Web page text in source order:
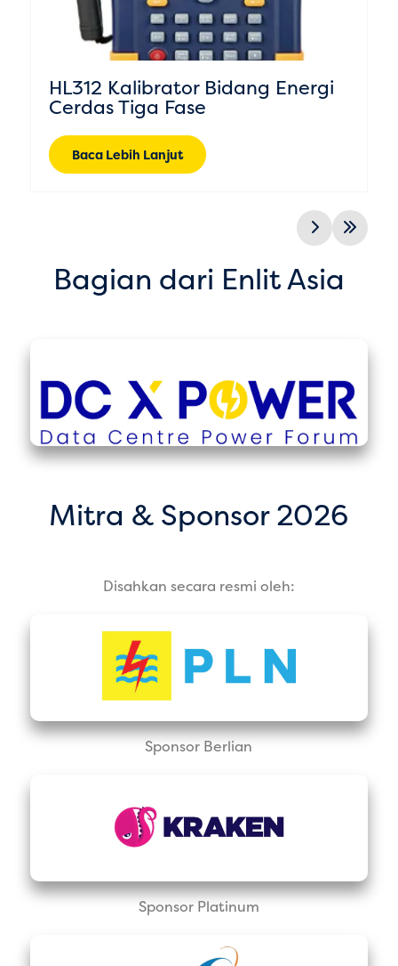
HL312 Kalibrator Bidang Energi
Cerdas Tiga Fase
Baca Lebih Lanjut
Bagian dari Enlit Asia
Mitra & Sponsor 2026
Disahkan secara resmi oleh:
Sponsor Berlian
Sponsor Platinum